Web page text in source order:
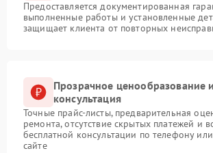
Предоставляется документированная
выполненные работы и установленные
защищает клиента от повторных
Прозрачное ценообразование
консультация
Точные прайс-листы, предварительная
ремонта, отсутствие скрытых платежей и
бесплатной консультации по телефону
сайте